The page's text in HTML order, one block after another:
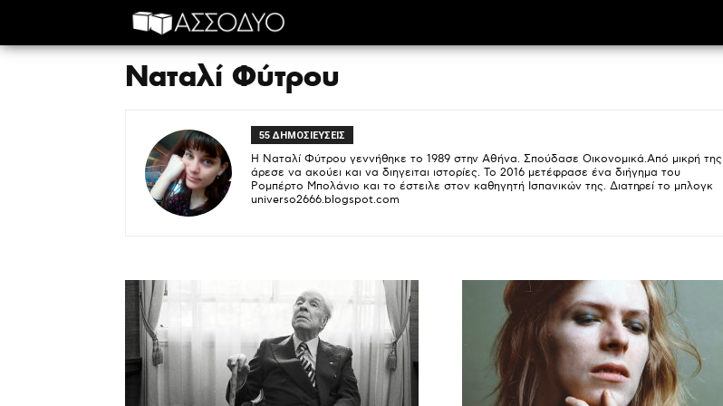
Ναταλί Φύτρου
55 ΔΗΜΟΣΙΕΥΣΕΙΣ
Η Ναταλί Φύτρου γεννήθηκε το 1989 στην Αθήνα. Σπούδασε Οικονομικά.Από μικρή της
άρεσε να ακούει και να διηγειται ιστορίες. To 2016 μετέφρασε ένα διήγημα του
Ρομπέρτο Μπολάνιο και το έστειλε στον καθηγητή Ισπανικών της. Διατηρεί το μπλογκ
universo2666.blogspot.com